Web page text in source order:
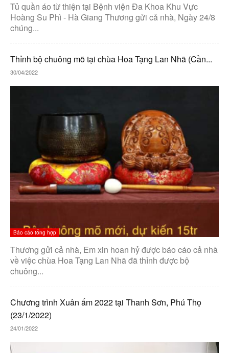
Tủ quần áo từ thiện tại Bệnh viện Đa Khoa Khu Vực
Hoàng Su Phì - Hà Giang Thương gửi cả nhà, Ngày 24/8
chúng...
Thỉnh bộ chuông mõ tại chùa Hoa Tạng Lan Nhã (Cần...
30/04/2022
Báo cáo tổng hợp
Thương gửi cả nhà, Em xin hoan hỷ được báo cáo cả nhà
về việc chùa Hoa Tạng Lan Nhã đã thỉnh được bộ
chuông...
Chương trình Xuân ấm 2022 tại Thanh Sơn, Phú Thọ
(23/1/2022)
24/01/2022